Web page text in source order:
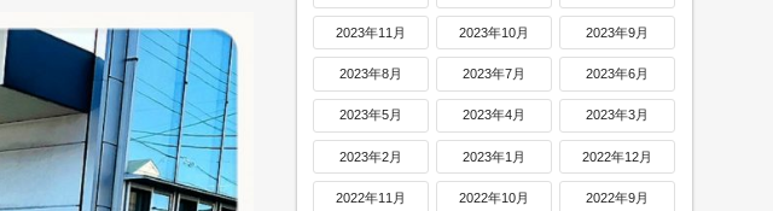
2023年11月 2023年10月 2023年9月
2023年8月 2023年7月 2023年6月
2023年5月 2023年4月 2023年3月
2023年2月 2023年1月 2022年12月
2022年11月 2022年10月 2022年9月